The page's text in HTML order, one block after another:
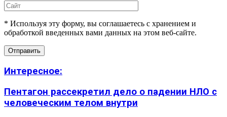
* Используя эту форму, вы соглашаетесь с хранением и
обработкой введенных вами данных на этом веб-сайте.
Интересное:
Пентагон рассекретил дело о падении НЛО с
человеческим телом внутри